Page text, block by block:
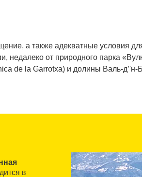
а также адекватные условия
недалеко от природного парка
de la Garrotxa) и долины Валь-д’'н-
в